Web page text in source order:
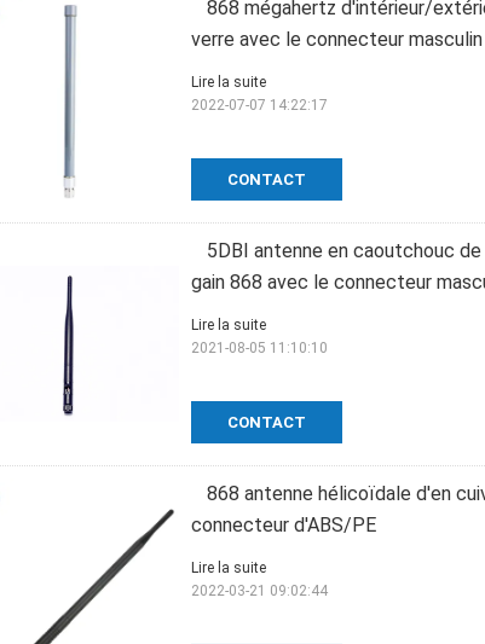
868 mégahertz d'intérieur/
verre avec le connecteur masculin
CONTACT
Lire la suite
2022-07-07 14:22:17
5DBI antenne en caoutchouc
gain 868 avec le connecteur
CONTACT
Lire la suite
2021-08-05 11:10:10
868 antenne hélicoïdale d'en
connecteur d'ABS/PE
Lire la suite
2022-03-21 09:02:44